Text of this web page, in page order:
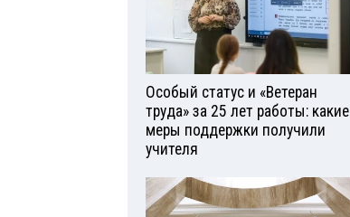
Особый статус и «Ветеран
труда» за 25 лет работы: какие
меры поддержки получили
учителя